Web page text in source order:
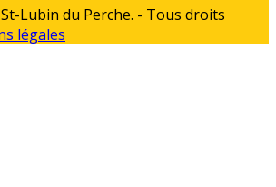
Lubin du Perche. - Tous droits
légales